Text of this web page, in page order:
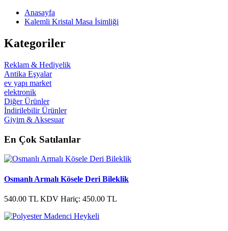
Anasayfa
Kalemli Kristal Masa İsimliği
Kategoriler
Reklam & Hediyelik
Antika Eşyalar
ev yapı market
elektronik
Diğer Ürünler
İndirilebilir Ürünler
Giyim & Aksesuar
En Çok Satılanlar
Osmanlı Armalı Kösele Deri Bileklik
540.00 TL KDV Hariç: 450.00 TL